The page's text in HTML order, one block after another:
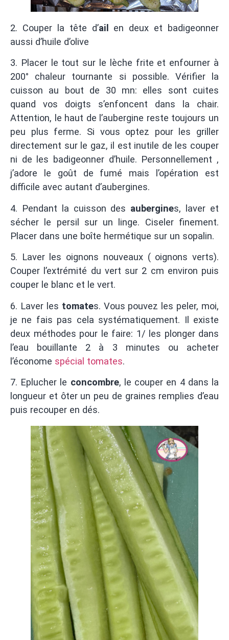
2. Couper la tête d’ail en deux et badigeonner
aussi d’huile d’olive
3. Placer le tout sur le lèche frite et enfourner à
200° chaleur tournante si possible. Vérifier la
cuisson au bout de 30 mn: elles sont cuites
quand vos doigts s’enfoncent dans la chair.
Attention, le haut de l’aubergine reste toujours un
peu plus ferme. Si vous optez pour les griller
directement sur le gaz, il est inutile de les couper
ni de les badigeonner d’huile. Personnellement ,
j’adore le goût de fumé mais l’opération est
difficile avec autant d’aubergines.
4. Pendant la cuisson des aubergines, laver et
sécher le persil sur un linge. Ciseler finement.
Placer dans une boîte hermétique sur un sopalin.
5. Laver les oignons nouveaux ( oignons verts).
Couper l’extrémité du vert sur 2 cm environ puis
couper le blanc et le vert.
6. Laver les tomates. Vous pouvez les peler, moi,
je ne fais pas cela systématiquement. Il existe
deux méthodes pour le faire: 1/ les plonger dans
l’eau bouillante 2 à 3 minutes ou acheter
l’économe spécial tomates.
7. Eplucher le concombre, le couper en 4 dans la
longueur et ôter un peu de graines remplies d’eau
puis recouper en dés.